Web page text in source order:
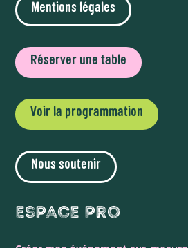
Mentions légales
Réserver une table
Voir la programmation
Nous soutenir
Espace Pro